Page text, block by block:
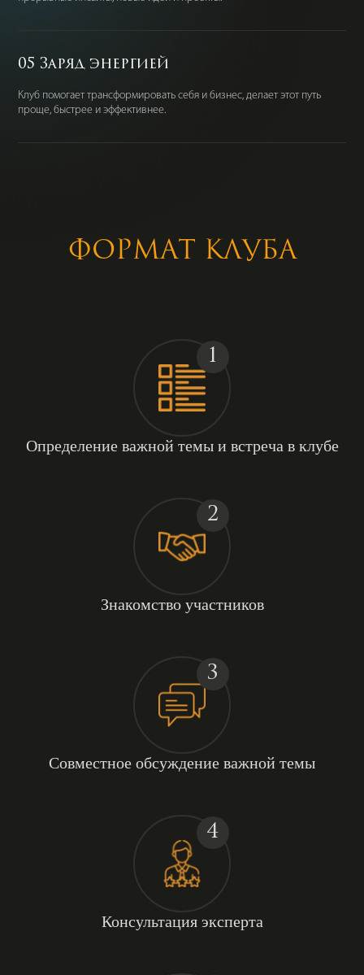
05 Заряд энергией
Клуб помогает трансформировать себя и бизнес, делает этот путь
проще, быстрее и эффективнее.
Формат клуба
1
Определение важной темы и встреча в клубе
2
Знакомство участников
3
Совместное обсуждение важной темы
4
Консультация эксперта